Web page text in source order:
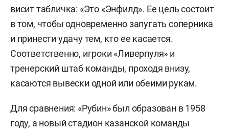
висит табличка: «Это «Энфилд». Ее цель состоит
в том, чтобы одновременно запугать соперника
и принести удачу тем, кто ее касается.
Соответственно, игроки «Ливерпуля» и
тренерский штаб команды, проходя внизу,
касаются вывески одной или обеими рукам.
Для сравнения: «Рубин» был образован в 1958
году, а новый стадион казанской команды